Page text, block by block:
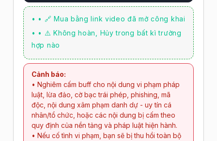
• • 🔗 Mua bằng link video đã mở công khai
• • ⚠️ Không hoàn, Hủy trong bất kì trường
hợp nào
Cảnh báo:
• Nghiêm cấm buff cho nội dung vi phạm pháp
luật, lừa đảo, cờ bạc trái phép, phishing, mã
độc, nội dung xâm phạm danh dự - uy tín cá
nhân/tổ chức, hoặc các nội dung bị cấm theo
quy định của nền tảng và pháp luật hiện hành.
• Nếu cố tình vi phạm, bạn sẽ bị thu hồi toàn bộ